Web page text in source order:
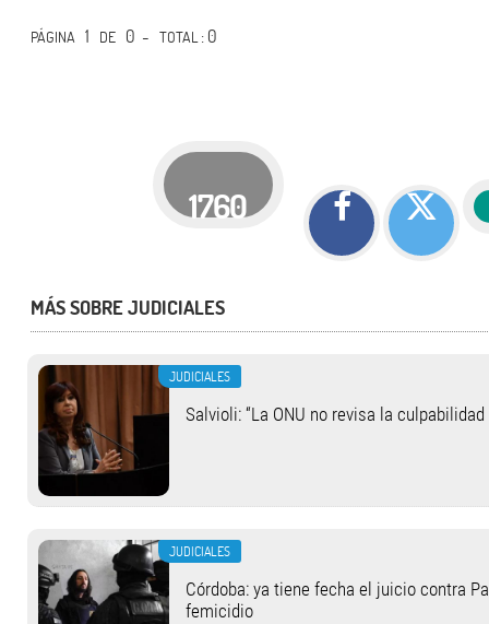
PÁGINA 1 DE 0 -TOTAL: 0
1760
MÁS SOBRE JUDICIALES
JUDICIALES
Salvioli: “La ONU no revisa la culpabilidad
JUDICIALES
Córdoba: ya tiene fecha el juicio contra
femicidio